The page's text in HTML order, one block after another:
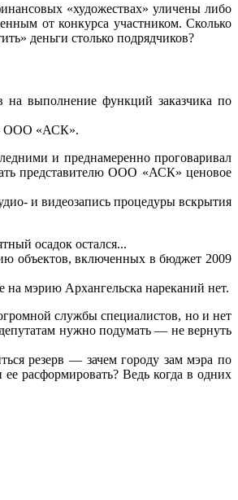
«художествах» уличены либо
от конкурса участником. Сколько
деньги столько подрядчиков?
на выполнение функций заказчика по
- ООО «АСК».
и преднамеренно проговаривал
представителю ООО «АСК» ценовое
и видеозапись процедуры вскрытия
осадок остался...
объектов, включенных в бюджет 2009
на мэрию Архангельска нареканий нет.
службы специалистов, но и нет
нужно подумать — не вернуть
резерв — зачем городу зам мэра по
расформировать? Ведь когда в одних